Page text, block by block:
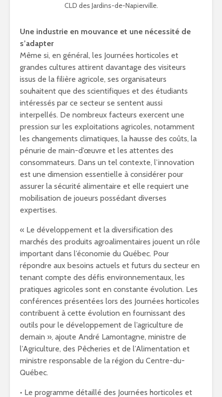
CLD des Jardins-de-Napierville.
Une industrie en mouvance et une nécessité de
s’adapter
Même si, en général, les Journées horticoles et
grandes cultures attirent davantage des visiteurs
issus de la filière agricole, ses organisateurs
souhaitent que des scientifiques et des étudiants
intéressés par ce secteur se sentent aussi
interpellés. De nombreux facteurs exercent une
pression sur les exploitations agricoles, notamment
les changements climatiques, la hausse des coûts, la
pénurie de main-d’œuvre et les attentes des
consommateurs. Dans un tel contexte, l’innovation
est une dimension essentielle à considérer pour
assurer la sécurité alimentaire et elle requiert une
mobilisation de joueurs possédant diverses
expertises.
« Le développement et la diversification des
marchés des produits agroalimentaires jouent un rôle
important dans l’économie du Québec. Pour
répondre aux besoins actuels et futurs du secteur en
tenant compte des défis environnementaux, les
pratiques agricoles sont en constante évolution. Les
conférences présentées lors des Journées horticoles
contribuent à cette évolution en fournissant des
outils pour le développement de l’agriculture de
demain », ajoute André Lamontagne, ministre de
l’Agriculture, des Pêcheries et de l’Alimentation et
ministre responsable de la région du Centre-du-
Québec.
• Le programme détaillé des Journées horticoles et